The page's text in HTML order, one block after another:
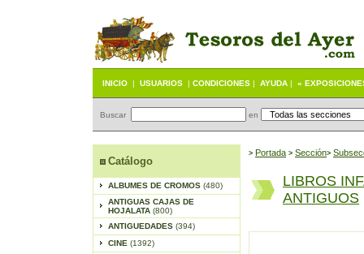
INICIO | USUARIOS | CONDICIONES | AYUDA | «
Buscar en
Catálogo
ALBUMES DE CROMOS (480)
ANTIGUAS CAJAS DE
HOJALATA (800)
ANTIGUEDADES (394)
CINE (1392)
> Portada > Sección>
LIBROS
ANTIGUOS